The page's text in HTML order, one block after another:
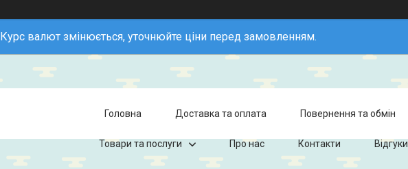
Курс валют змінюється, уточнюйте ціни перед замовленням.
Головна Доставка та оплата Повернення та обмін
Товари та послуги Про нас Контакти Відгуки